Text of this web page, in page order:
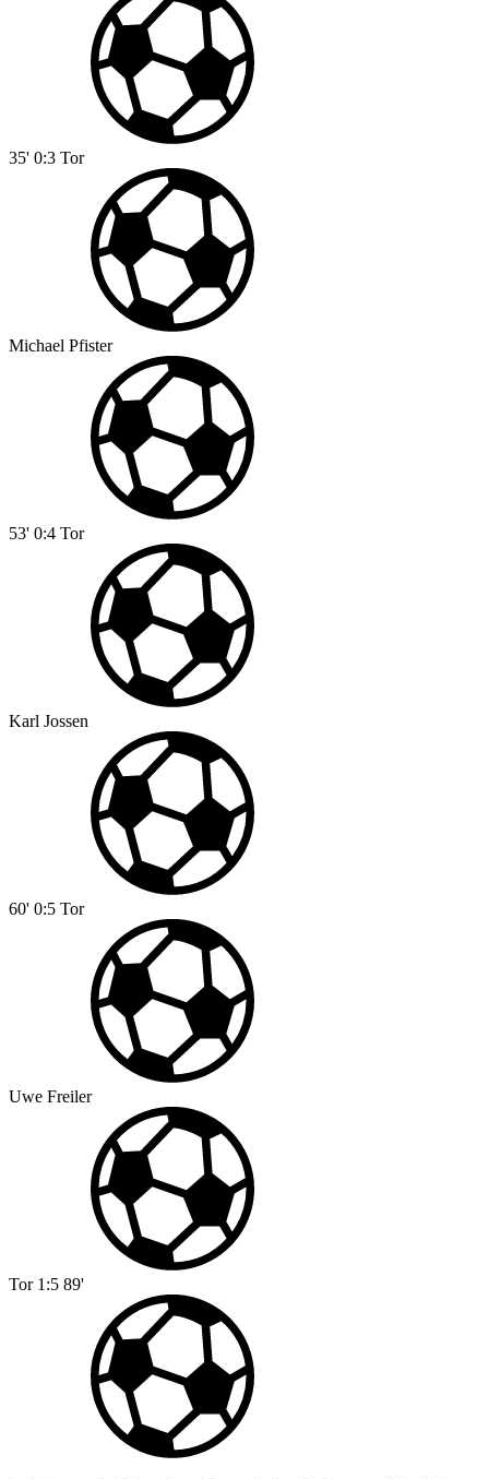
35' 0:3 Tor
Michael Pfister
53' 0:4 Tor
Karl Jossen
60' 0:5 Tor
Uwe Freiler
Tor 1:5 89'